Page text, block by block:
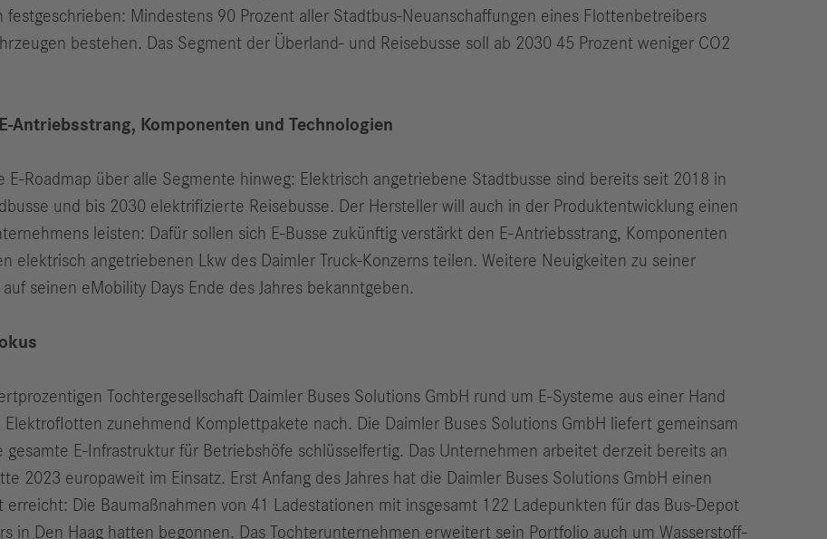
Mindestens 90 Prozent aller Stadtbus-Neuanschaffungen eines Flottenbetreibers
bestehen. Das Segment der Überland- und Reisebusse soll ab 2030 45 Prozent weniger CO2
Antriebsstrang, Komponenten und Technologien
E-Roadmap über alle Segmente hinweg: Elektrisch angetriebene Stadtbusse sind bereits seit 2018 in
und bis 2030 elektrifizierte Reisebusse. Der Hersteller will auch in der Produktentwicklung einen
leisten: Dafür sollen sich E‑Busse zukünftig verstärkt den E-Antriebsstrang, Komponenten
elektrisch angetriebenen Lkw des Daimler Truck-Konzerns teilen. Weitere Neuigkeiten zu seiner
seinen eMobility Days Ende des Jahres bekanntgeben.
Tochtergesellschaft Daimler Buses Solutions GmbH rund um E‑Systeme aus einer Hand
zunehmend Komplettpakete nach. Die Daimler Buses Solutions GmbH liefert gemeinsam
E-Infrastruktur für Betriebshöfe schlüsselfertig. Das Unternehmen arbeitet derzeit bereits an
2023 europaweit im Einsatz. Erst Anfang des Jahres hat die Daimler Buses Solutions GmbH einen
Die Baumaßnahmen von 41 Ladestationen mit insgesamt 122 Ladepunkten für das Bus-Depot
in Den Haag hatten begonnen. Das Tochterunternehmen erweitert sein Portfolio auch um Wasserstoff-